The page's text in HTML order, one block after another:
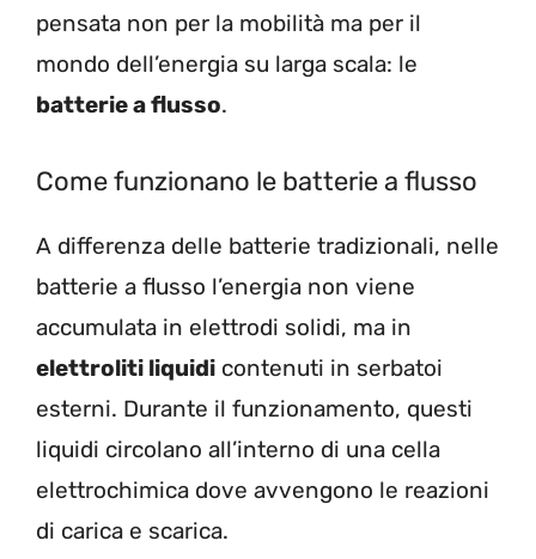
pensata non per la mobilità ma per il
mondo dell’energia su larga scala: le
batterie a flusso.
Come funzionano le batterie a flusso
A differenza delle batterie tradizionali, nelle
batterie a flusso l’energia non viene
accumulata in elettrodi solidi, ma in
elettroliti liquidi contenuti in serbatoi
esterni. Durante il funzionamento, questi
liquidi circolano all’interno di una cella
elettrochimica dove avvengono le reazioni
di carica e scarica.